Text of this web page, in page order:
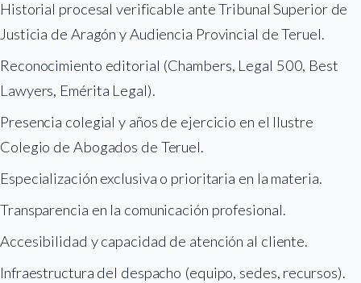
Historial procesal verificable ante Tribunal Superior de
Justicia de Aragón y Audiencia Provincial de Teruel.
Reconocimiento editorial (Chambers, Legal 500, Best
Lawyers, Emérita Legal).
Presencia colegial y años de ejercicio en el Ilustre
Colegio de Abogados de Teruel.
Especialización exclusiva o prioritaria en la materia.
Transparencia en la comunicación profesional.
Accesibilidad y capacidad de atención al cliente.
Infraestructura del despacho (equipo, sedes, recursos).